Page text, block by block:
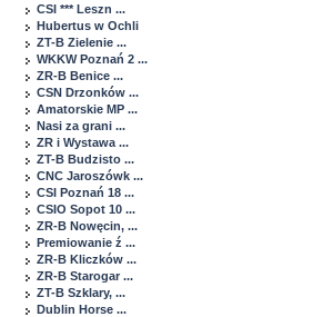
CSI *** Leszn ...
Hubertus w Ochli
ZT-B Zielenie ...
WKKW Poznań 2 ...
ZR-B Benice ...
CSN Drzonków ...
Amatorskie MP ...
Nasi za grani ...
ZR i Wystawa ...
ZT-B Budzisto ...
CNC Jaroszówk ...
CSI Poznań 18 ...
CSIO Sopot 10 ...
ZR-B Nowęcin, ...
Premiowanie ź ...
ZR-B Kliczków ...
ZR-B Starogar ...
ZT-B Szklary, ...
Dublin Horse ...